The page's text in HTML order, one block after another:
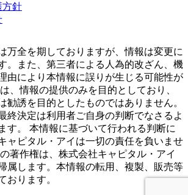
方針
万全を期しておりますが、情報は変更に
。また、第三者による人為的改ざん、機
由により本情報に誤りが生じる可能性が
、情報の提供のみを目的としており、
勧誘を目的としたものではありません。
終決定は利用者ご自身の判断でなさるよ
す。 本情報に基づいて行われる判断に
ャピタル・アイは一切の責任を負いませ
著作権は、株式会社キャピタル・アイ
属します。本情報の転用、複製、販売等
おります。